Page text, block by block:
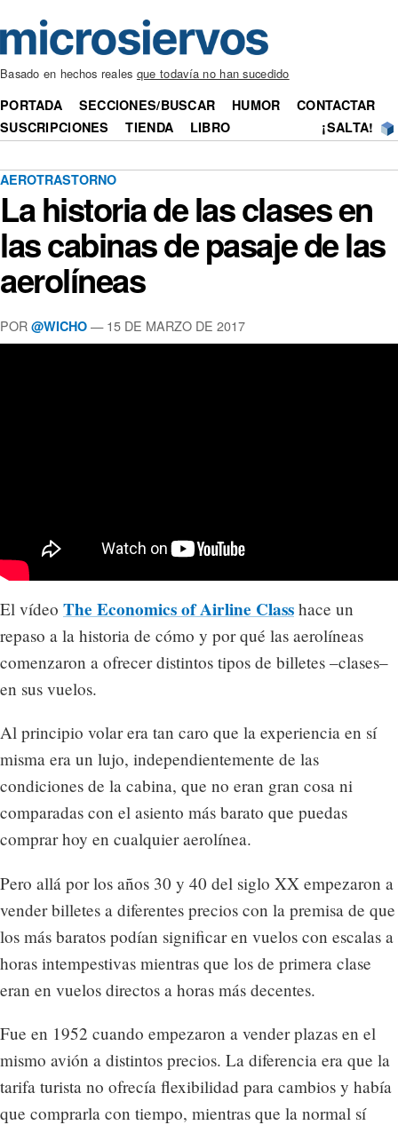
Basado en hechos reales que todavía no han sucedido
PORTADA SECCIONES/BUSCAR HUMOR
CONTACTAR
SUSCRIPCIONES
TIENDA LIBRO ¡SALTA!
AEROTRASTORNO
La historia de las clases en
las cabinas de pasaje de las
aerolíneas
POR @WICHO — 15 DE MARZO DE 2017
El vídeo The Economics of Airline Class hace un
repaso a la historia de cómo y por qué las aerolíneas
comenzaron a ofrecer distintos tipos de billetes –clases–
en sus vuelos.
Al principio volar era tan caro que la experiencia en sí
misma era un lujo, independientemente de las
condiciones de la cabina, que no eran gran cosa ni
comparadas con el asiento más barato que puedas
comprar hoy en cualquier aerolínea.
Pero allá por los años 30 y 40 del siglo XX empezaron a
vender billetes a diferentes precios con la premisa de que
los más baratos podían significar en vuelos con escalas a
horas intempestivas mientras que los de primera clase
eran en vuelos directos a horas más decentes.
Fue en 1952 cuando empezaron a vender plazas en el
mismo avión a distintos precios. La diferencia era que la
tarifa turista no ofrecía flexibilidad para cambios y había
que comprarla con tiempo, mientras que la normal sí